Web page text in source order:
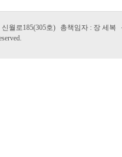
월로185(305호) 총책임자 : 장 세복